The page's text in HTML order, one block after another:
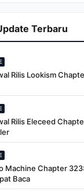
Terbaru
Rilis Lookism
Rilis Eleceed
Machine Chapter
Baca